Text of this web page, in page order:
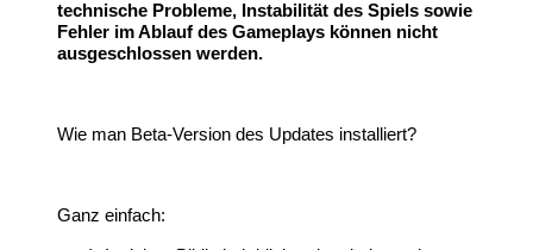
technische Probleme, Instabilität des Spiels sowie
Fehler im Ablauf des Gameplays können nicht
ausgeschlossen werden.
Wie man Beta-Version des Updates installiert?
Ganz einfach: